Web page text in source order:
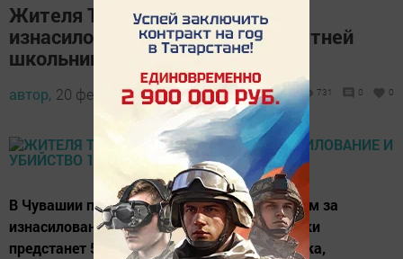
Жителя Татарстана осудят за
изнасилование и убийство 11-летней
школьницы
автор, 20 февраля 2015 - 11:46 731 0 0
В Чувашии перед местным Верховным судом за
изнасилование и убийство 11-летней девочки
предстанет 52-летний житель Зеленодольска,